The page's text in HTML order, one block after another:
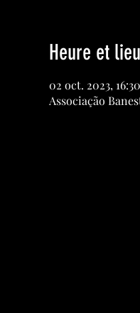
Heure et lieu
02 oct. 2023, 16:30
Associação